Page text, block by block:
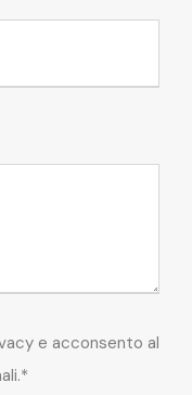
e acconsento al